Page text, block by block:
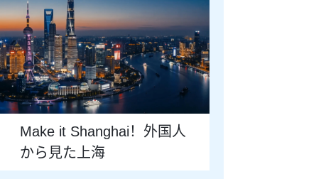
Make it Shanghai！外国人
から見た上海